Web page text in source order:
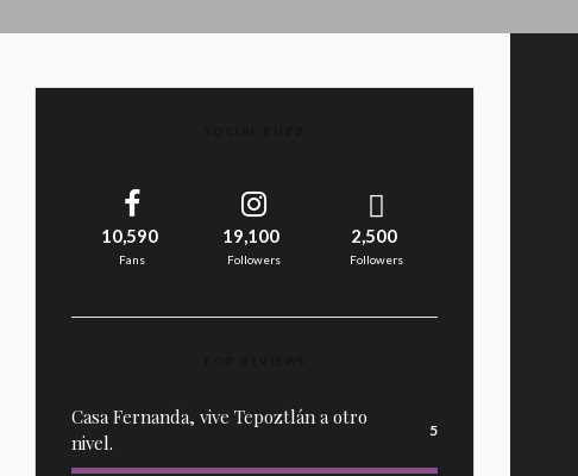
10,590
Fans
19,100
Followers
2,500
Followers
Casa Fernanda, vive Tepoztlán a otro
nivel.
5